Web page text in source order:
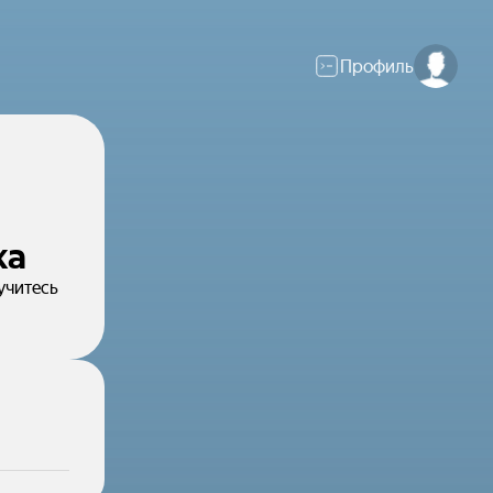
Профиль